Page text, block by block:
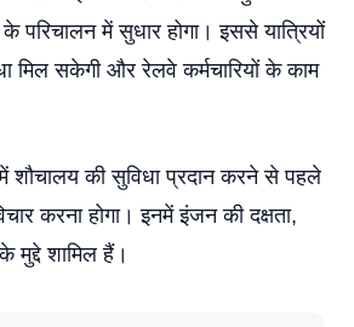
परिचालन में सुधार होगा। इससे यात्रियों
मिल सकेगी और रेलवे कर्मचारियों के काम
शौचालय की सुविधा प्रदान करने से पहले
करना होगा। इनमें इंजन की दक्षता,
मुद्दे शामिल हैं।